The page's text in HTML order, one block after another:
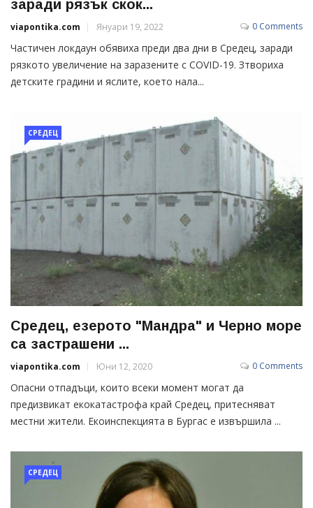
заради рязък скок...
viapontika.com Януари 19, 2022 0 Comments
Частичен локдаун обявиха преди два дни в Средец, заради
рязкото увеличение на заразените с COVID-19. Зтвориха
детските градини и яслите, което нала...
СРЕДЕЦ
Средец, езерото "Мандра" и Черно море
са застрашени ...
viapontika.com Юни 12, 2020 0 Comments
Опасни отпадъци, които всеки момент могат да
предизвикат екокатастрофа край Средец, притесняват
местни жители. Екоинспекцията в Бургас е извършила ...
СРЕДЕЦ